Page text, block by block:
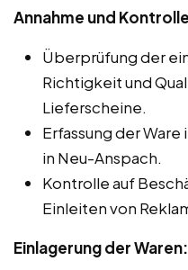
Annahme und
Überprüfung der
Richtigkeit und
Lieferscheine.
Erfassung der
in Neu-Anspach.
Kontrolle auf
Einleiten von
Einlagerung der Waren: